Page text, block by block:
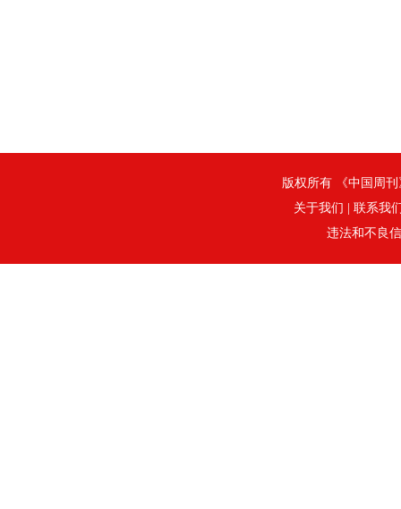
版权所有 《中国周刊
关于我们
联系我
违法和不良